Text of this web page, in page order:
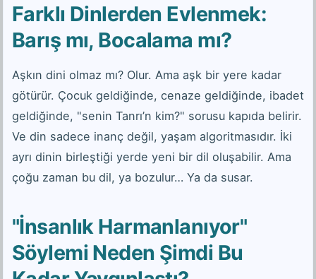
Farklı Dinlerden Evlenmek:
Barış mı, Bocalama mı?
Aşkın dini olmaz mı? Olur. Ama aşk bir yere kadar
götürür. Çocuk geldiğinde, cenaze geldiğinde, ibadet
geldiğinde, "senin Tanrı’n kim?" sorusu kapıda belirir.
Ve din sadece inanç değil, yaşam algoritmasıdır. İki
ayrı dinin birleştiği yerde yeni bir dil oluşabilir. Ama
çoğu zaman bu dil, ya bozulur… Ya da susar.
"İnsanlık Harmanlanıyor"
Söylemi Neden Şimdi Bu